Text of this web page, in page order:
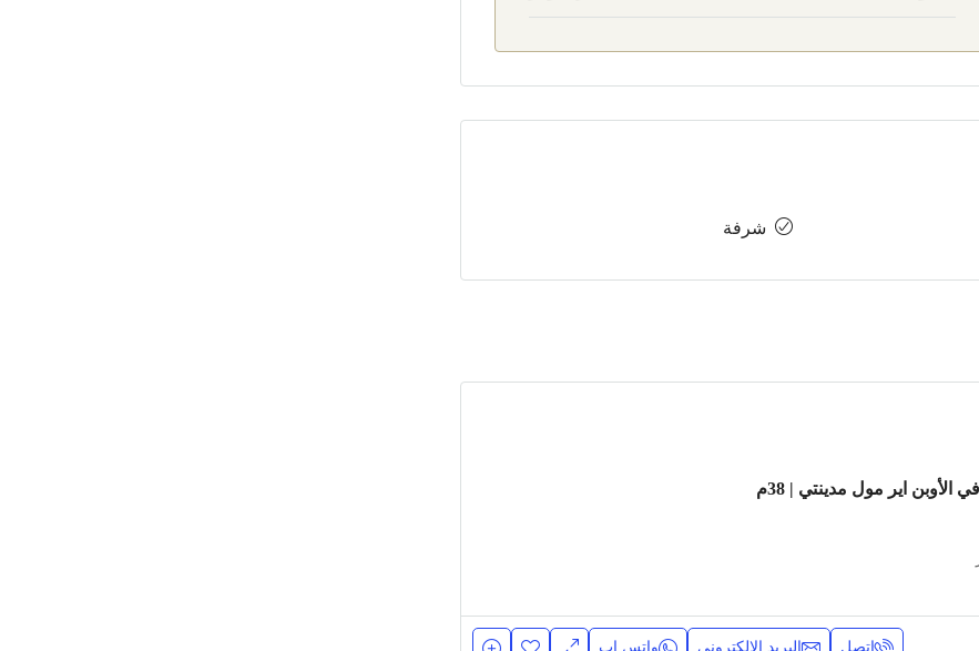
شرفة
للبيع بالتقسيط عيادة في الأوبن اير مول مدينتي | 38م
اتصل البريد الإلكتروني واتس اب